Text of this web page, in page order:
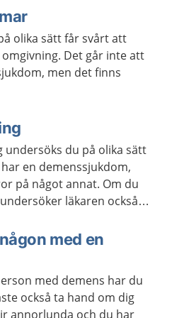
olika sätt får svårt att
Det går inte att
men det finns
du på olika sätt
en demenssjukdom,
på något annat. Om du
läkaren också
med en
med demens har du
också ta hand om dig
annorlunda och du har